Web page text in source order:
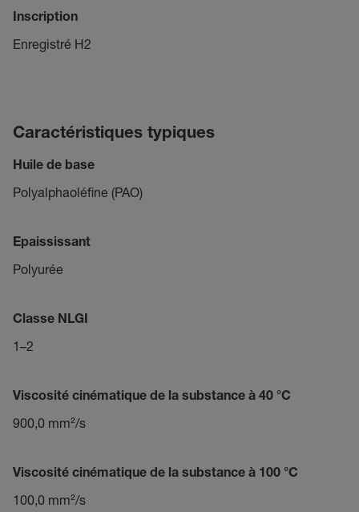
Inscription
Enregistré H2
Caractéristiques typiques
Huile de base
Polyalphaoléfine (PAO)
Epaississant
Polyurée
Classe NLGI
1–2
Viscosité cinématique de la substance à 40 °C
900,0 mm²/s
Viscosité cinématique de la substance à 100 °C
100,0 mm²/s